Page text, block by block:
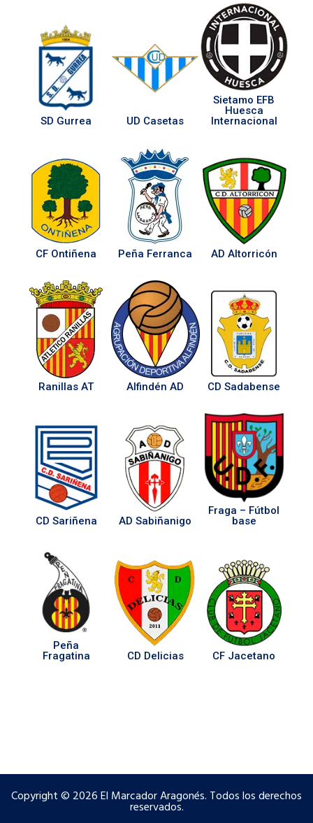
SD Gurrea UD Casetas
Sietamo EFB
Huesca
Internacional
CF Ontiñena Peña Ferranca AD Altorricón
Ranillas AT Alfindén AD CD Sadabense
CD Sariñena AD Sabiñanigo
Fraga – Fútbol
base
Peña
Fragatina
CD Delicias CF Jacetano
Copyright © 2026 El Marcador Aragonés. Todos los derechos
reservados.